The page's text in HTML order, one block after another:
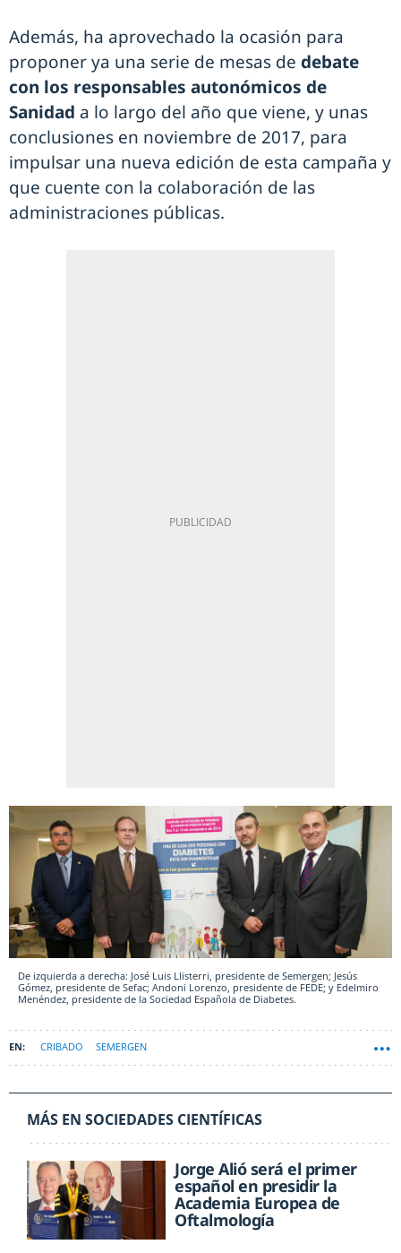
Además, ha aprovechado la ocasión para
proponer ya una serie de mesas de debate
con los responsables autonómicos de
Sanidad a lo largo del año que viene, y unas
conclusiones en noviembre de 2017, para
impulsar una nueva edición de esta campaña y
que cuente con la colaboración de las
administraciones públicas.
De izquierda a derecha: José Luis Llisterri, presidente de Semergen; Jesús
Gómez, presidente de Sefac; Andoni Lorenzo, presidente de FEDE; y Edelmiro
Menéndez, presidente de la Sociedad Española de Diabetes.
CRIBADO SEMERGEN
MÁS EN SOCIEDADES CIENTÍFICAS
Jorge Alió será el primer
español en presidir la
Academia Europea de
Oftalmología